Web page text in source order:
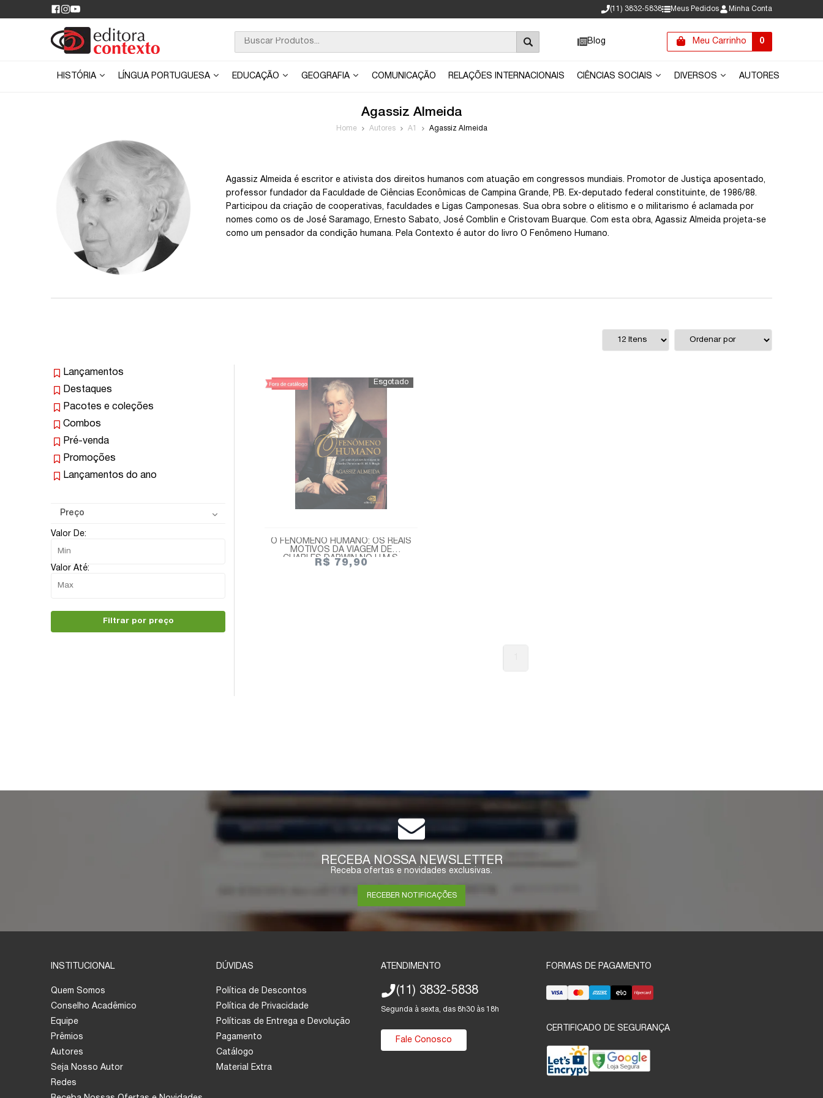
(11) 3832-5838 Meus Pedidos Minha Conta
Blog Meu Carrinho 0
HISTÓRIA LÍNGUA PORTUGUESA EDUCAÇÃO GEOGRAFIA COMUNICAÇÃO RELAÇÕES INTERNACIONAIS CIÊNCIAS SOCIAIS DIVERSOS AUTORES
Agassiz Almeida
Home Autores A1 Agassiz Almeida
Agassiz Almeida é escritor e ativista dos direitos humanos com atuação em congressos mundiais. Promotor de Justiça aposentado,
professor fundador da Faculdade de Ciências Econômicas de Campina Grande, PB. Ex-deputado federal constituinte, de 1986/88.
Participou da criação de cooperativas, faculdades e Ligas Camponesas. Sua obra sobre o elitismo e o militarismo é aclamada por
nomes como os de José Saramago, Ernesto Sabato, José Comblin e Cristovam Buarque. Com esta obra, Agassiz Almeida projeta-se
como um pensador da condição humana. Pela Contexto é autor do livro O Fenômeno Humano.
Lançamentos
Destaques
Pacotes e coleções
Combos
Pré-venda
Promoções
Lançamentos do ano
Preço
Valor De:
Valor Até:
Filtrar por preço
O FENÔMENO HUMANO: OS REAIS
MOTIVOS DA VIAGEM DE
CHARLES DARWIN NO H.M.S.
BEAGLE
R$ 79,90
RECEBA NOSSA NEWSLETTER
Receba ofertas e novidades exclusivas.
RECEBER NOTIFICAÇÕES
INSTITUCIONAL
Quem Somos
Conselho Acadêmico
Equipe
Prêmios
Autores
Seja Nosso Autor
Redes
DÚVIDAS
Política de Descontos
Política de Privacidade
Políticas de Entrega e Devolução
Pagamento
Catálogo
Material Extra
ATENDIMENTO
(11) 3832-5838
Segunda à sexta, das 8h30 às 18h
Fale Conosco
FORMAS DE PAGAMENTO
CERTIFICADO DE SEGURANÇA